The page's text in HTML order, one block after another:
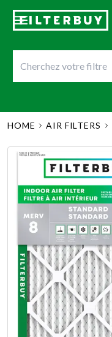
HOME AIR FILTERS